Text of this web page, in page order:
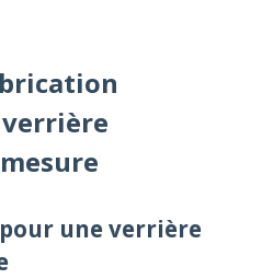
pour une verrière